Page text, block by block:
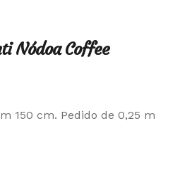
Nódoa Coffee
150 cm. Pedido de 0,25 m